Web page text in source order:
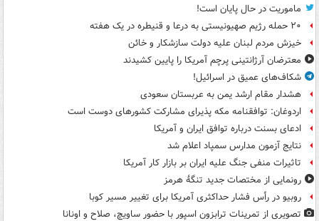
ماموریت در حال پایان است!
۲۰ حمله رژیم صهیونیستی به درعا و قنیطره در یک هفته
خیزش مردم لبنان علیه دولت سازشکار و خائن
معترضان آرژانتینی پرچم آمریکا را پایین کشیدند
شکاف‌های عمیق در اسرائیل!
هشدار مقام ارشد یمن به عربستان سعودی
اردوغان: توافقنامه مکه پذیرای مشارکت کشورهای دوست است
ادعای بسنت درباره توافق ایران و آمریکا
نتایج آزمون مدارس سمپاد اعلام شد
تاثیرات منفی جنگ علیه ایران بر بازار کار آمریکا
رونمایی از مختصات جدید تنگۀ هرمز
روبیو در رأس فشار حداکثری آمریکا برای تغییر مسیر کوبا
تصویری از تمرینات ترابزون اسپور با حضور ساویچ، صلاح و اونانا